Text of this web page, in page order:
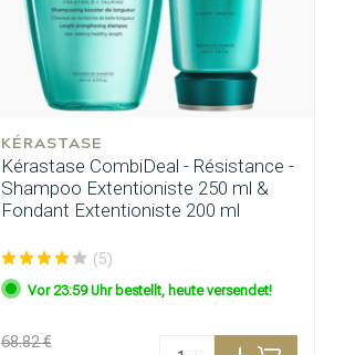
KÉRASTASE
Kérastase CombiDeal - Résistance -
Shampoo Extentioniste 250 ml &
Fondant Extentioniste 200 ml
(5)
Vor 23:59 Uhr bestellt, heute versendet!
68.82 €